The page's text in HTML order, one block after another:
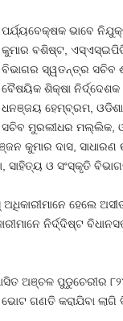
ପର୍ଯ୍ୟବେକ୍ଷକ ଭାବେ
କୁମାର ବଶିଷ୍ଟ,
ବିଭାଗର ସ୍ୱତନ୍ତ୍ର ସଚିବ
ବୈଷୟିକ ଶିକ୍ଷା
ଧନଞ୍ଜୟ ହେମ୍ବ୍ରମ,
ସଚିବ ମୁରଲୀଧର ମଲ୍ଲିକ,
କୁମାର ଦାସ,
ଓ ସଂସ୍କୃତି
ହେଲେ
ନିର୍ଦ୍ଦିଷ୍ଟ
ଅଞ୍ଚଳ ପୁଡୁଚେରୀର
ଗଣତି କରାଯିବା ଲାଗି